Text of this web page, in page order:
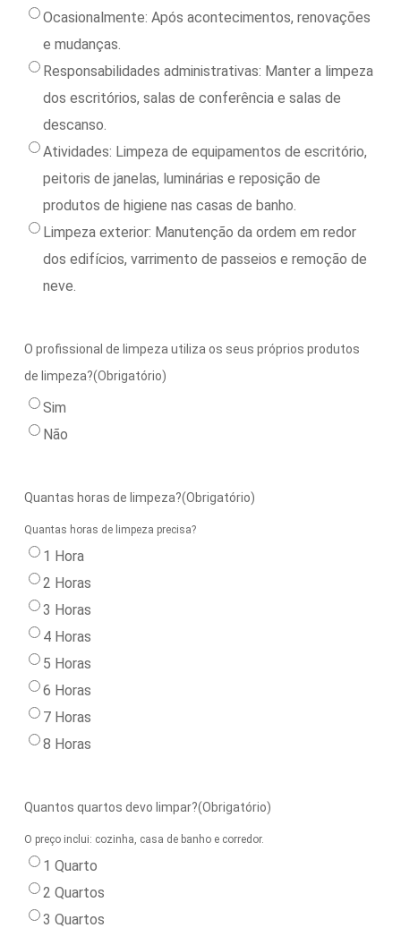
Ocasionalmente: Após acontecimentos, renovações
e mudanças.
Responsabilidades administrativas: Manter a limpeza
dos escritórios, salas de conferência e salas de
descanso.
Atividades: Limpeza de equipamentos de escritório,
peitoris de janelas, luminárias e reposição de
produtos de higiene nas casas de banho.
Limpeza exterior: Manutenção da ordem em redor
dos edifícios, varrimento de passeios e remoção de
neve.
O profissional de limpeza utiliza os seus próprios produtos
de limpeza?(Obrigatório)
Sim
Não
Quantas horas de limpeza?(Obrigatório)
Quantas horas de limpeza precisa?
1 Hora
2 Horas
3 Horas
4 Horas
5 Horas
6 Horas
7 Horas
8 Horas
Quantos quartos devo limpar?(Obrigatório)
O preço inclui: cozinha, casa de banho e corredor.
1 Quarto
2 Quartos
3 Quartos